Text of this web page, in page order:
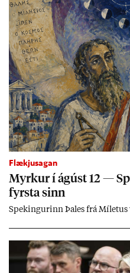
Flækjusagan
Myrk­ur í ág­úst 12 —
fyrsta sinn
Spek­ing­ur­inn Þa­les frá Míletus